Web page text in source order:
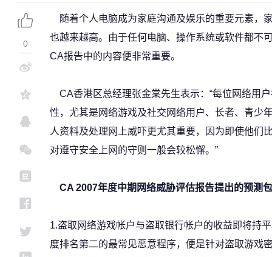
随着个人电脑成为家庭沟通及娱乐的重要元素，
也越来越高。由于任何电脑、操作系统或软件都不
CA报告中的内容便非常重要。
CA香港区总经理张金棠先生表示：“每位网络用
性，尤其是网络游戏及社交网络用户、长者、青少
人资料及处理网上威吓更尤其重要，因为即使他们
对遵守安全上网的守则一般会较松懈。”
CA 2007年度中期网络威胁评估报告提出的预测
1.盗取网络游戏帐户与盗取银行帐户的收益即将持
度排名第二的最常见恶意程序，便是针对盗取游戏
0